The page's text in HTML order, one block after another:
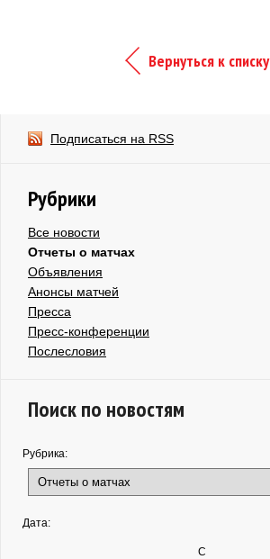
Вернуться к списку
Подписаться на RSS
Рубрики
Все новости
Отчеты о матчах
Объявления
Анонсы матчей
Пресса
Пресс-конференции
Послесловия
Поиск по новостям
Рубрика:
Дата:
С